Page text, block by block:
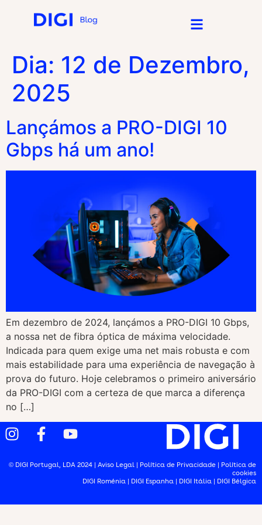
Dia: 12 de Dezembro,
2025
Lançámos a PRO-DIGI 10
Gbps há um ano!
Em dezembro de 2024, lançámos a PRO-DIGI 10 Gbps,
a nossa net de fibra óptica de máxima velocidade.
Indicada para quem exige uma net mais robusta e com
mais estabilidade para uma experiência de navegação à
prova do futuro. Hoje celebramos o primeiro aniversário
da PRO-DIGI com a certeza de que marca a diferença
no […]
© DIGI Portugal, LDA 2024 | Aviso Legal | Política de Privacidade | Política de
cookies
DIGI Roménia | DIGI Espanha | DIGI Itália | DIGI Bélgica